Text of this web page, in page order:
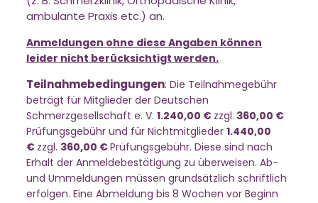
ambulante Praxis etc.) an.
Anmeldungen ohne diese Angaben können
leider nicht berücksichtigt werden.
Teilnahmebedingungen: Die Teilnahmegebühr
beträgt für Mitglieder der Deutschen
Schmerzgesellschaft e. V. 1.240,00 € zzgl. 360,00 €
Prüfungsgebühr und für Nichtmitglieder 1.440,00
€ zzgl. 360,00 €Prüfungsgebühr. Diese sind nach
Erhalt der Anmeldebestätigung zu überweisen. Ab-
und Ummeldungen müssen grundsätzlich schriftlich
erfolgen. Eine Abmeldung bis 8 Wochen vor Beginn